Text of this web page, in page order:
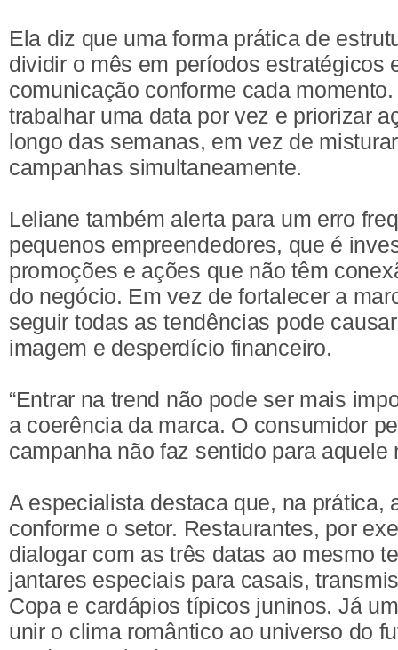
Ela diz que uma forma prática de
dividir o mês em períodos estratégicos
comunicação conforme cada
trabalhar uma data por vez e priorizar
longo das semanas, em vez de
campanhas simultaneamente.
Leliane também alerta para um erro
pequenos empreendedores, que é
promoções e ações que não têm
do negócio. Em vez de fortalecer a
seguir todas as tendências pode
imagem e desperdício financeiro.
“Entrar na trend não pode ser mais
a coerência da marca. O consumidor
campanha não faz sentido para aquele
A especialista destaca que, na prática,
conforme o setor. Restaurantes, por
dialogar com as três datas ao mesmo
jantares especiais para casais,
Copa e cardápios típicos juninos. Já
unir o clima romântico ao universo do